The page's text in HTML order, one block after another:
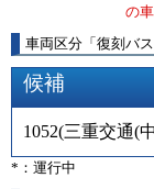
の
車両区分 「 復刻バ
候補
1052(三重交通(
*：運行中